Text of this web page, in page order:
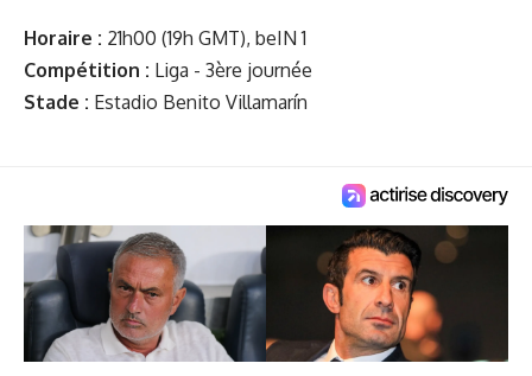
Horaire : 21h00 (19h GMT), beIN 1
Compétition : Liga - 3ère journée
Stade : Estadio Benito Villamarín